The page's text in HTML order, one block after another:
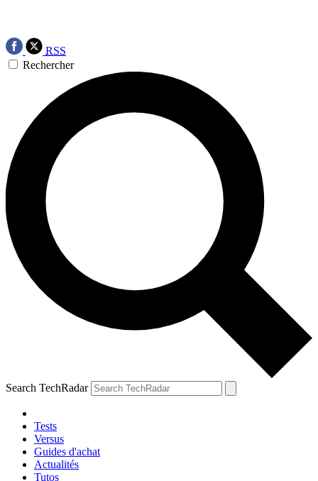
RSS
Rechercher
Search TechRadar
Tests
Versus
Guides d'achat
Actualités
Tutos